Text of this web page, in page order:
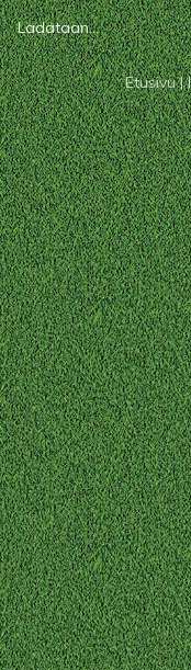
Ladataan...
Etusivu|